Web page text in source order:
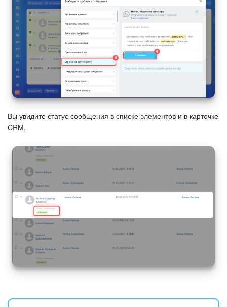
Вы увидите статус сообщения в списке элементов и в карточке
CRM.